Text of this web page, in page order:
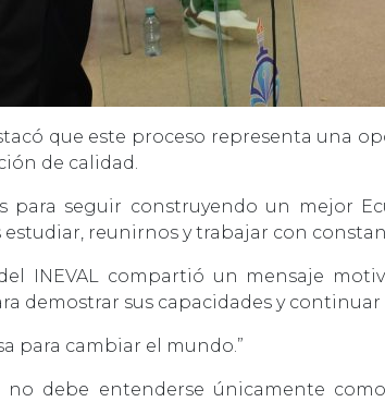
que este proceso representa una
de calidad.
para seguir construyendo un mejor
reunirnos y trabajar con
INEVAL compartió un mensaje
demostrar sus capacidades y
para cambiar el mundo.”
no debe entenderse únicamente